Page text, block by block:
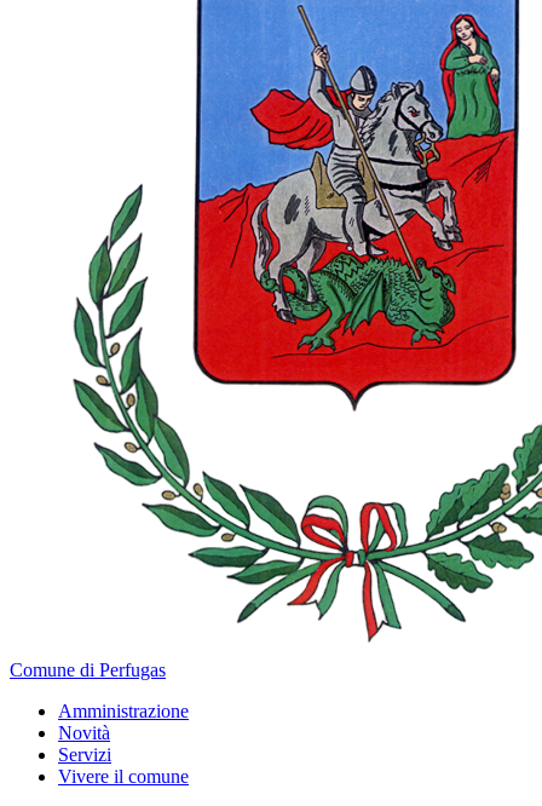
Comune di Perfugas
Amministrazione
Novità
Servizi
Vivere il comune